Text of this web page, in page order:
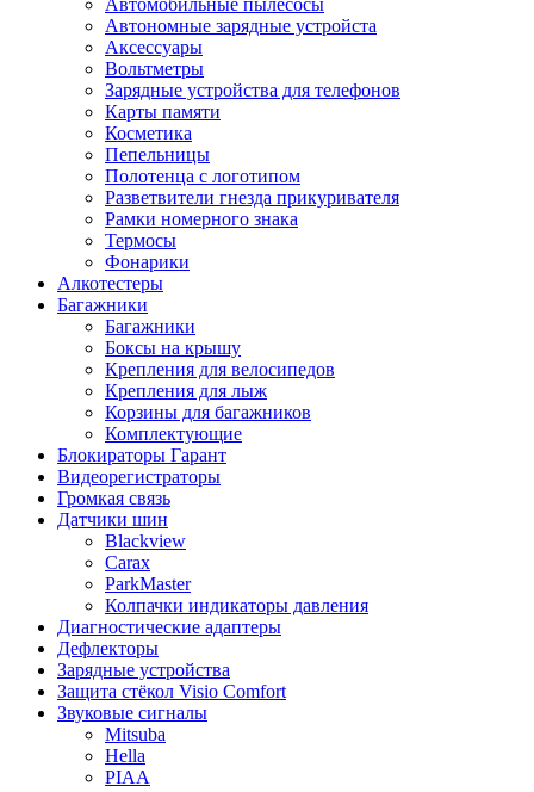
Автономные зарядные устройста
Аксессуары
Вольтметры
Зарядные устройства для телефонов
Карты памяти
Косметика
Пепельницы
Полотенца с логотипом
Разветвители гнезда прикуривателя
Рамки номерного знака
Термосы
Фонарики
Алкотестеры
Багажники
Багажники
Боксы на крышу
Крепления для велосипедов
Крепления для лыж
Корзины для багажников
Комплектующие
Блокираторы Гарант
Видеорегистраторы
Громкая связь
Датчики шин
Blackview
Carax
ParkMaster
Колпачки индикаторы давления
Диагностические адаптеры
Дефлекторы
Зарядные устройства
Защита стёкол Visio Comfort
Звуковые сигналы
Mitsuba
Hella
PIAA